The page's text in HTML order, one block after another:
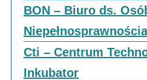
BON – Biuro ds.
Cti – Centrum
Inkubator